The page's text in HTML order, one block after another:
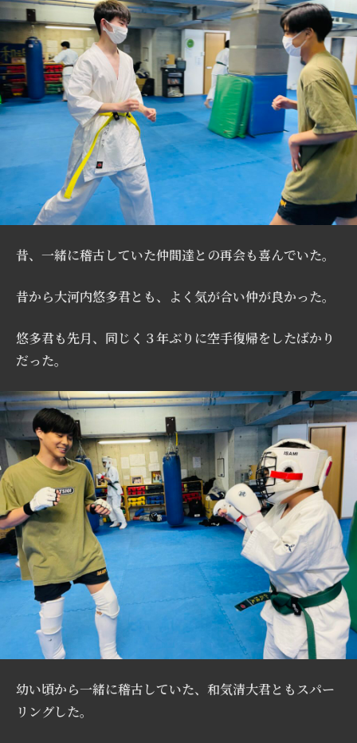
昔、一緒に稽古していた仲間達との再会も喜んでいた。
昔から大河内悠多君とも、よく気が合い仲が良かった。
悠多君も先月、同じく３年ぶりに空手復帰をしたばかり
だった。
幼い頃から一緒に稽古していた、和気清大君ともスパー
リングした。